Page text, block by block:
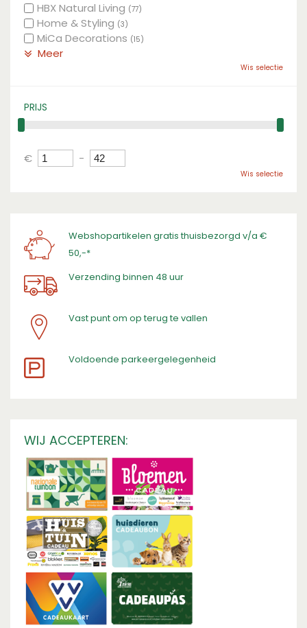
HBX Natural Living (77)
Home & Styling (3)
MiCa Decorations (15)
Meer
Wis selectie
PRIJS
€ -
Wis selectie
Webshopartikelen gratis thuisbezorgd v/a €
50,-*
Verzending binnen 48 uur
Vast punt om op terug te vallen
​Voldoende parkeergelegenheid
WIJ ACCEPTEREN: